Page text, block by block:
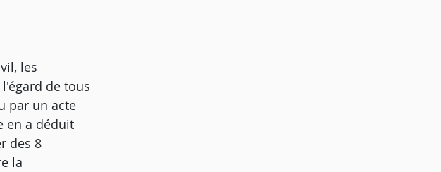
les
de tous
par un acte
en a déduit
des 8
la